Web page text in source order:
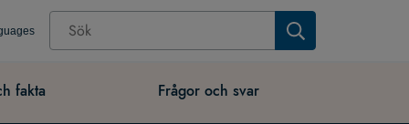
fakta Frågor och svar